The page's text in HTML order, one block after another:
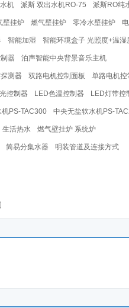
机 派斯 双出水机RO-75 派斯RO纯
壁挂炉 燃气壁挂炉 零冷水壁挂炉
智能加湿 智能环境盒子 光照度+温湿
器 泊声智能中央背景音乐主机
测器 双路电机控制面板 单路电机控
控制器 LED色温控制器 LED灯带控
PS-TAC300 中央无盐软水机PS-
生活热水 燃气壁挂炉 系统炉
简易分集水器 明装管道及连接方式